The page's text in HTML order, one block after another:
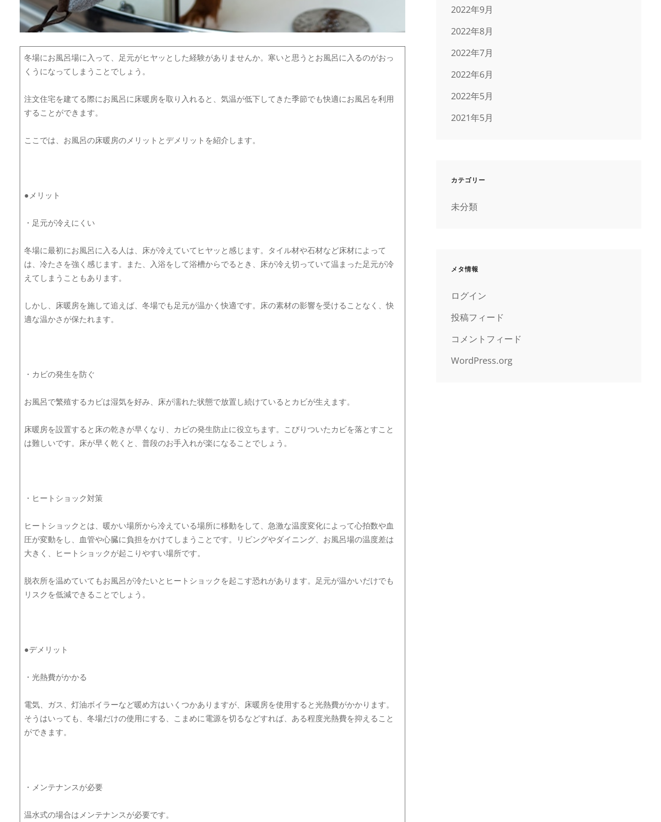
冬場にお風呂場に入って、足元がヒヤッとした経験がありませんか。寒いと思うとお風呂に入るのがおっ
くうになってしまうことでしょう。
注文住宅を建てる際にお風呂に床暖房を取り入れると、気温が低下してきた季節でも快適にお風呂を利用
することができます。
ここでは、お風呂の床暖房のメリットとデメリットを紹介します。
●メリット
・足元が冷えにくい
冬場に最初にお風呂に入る人は、床が冷えていてヒヤッと感じます。タイル材や石材など床材によって
は、冷たさを強く感じます。また、入浴をして浴槽からでるとき、床が冷え切っていて温まった足元が冷
えてしまうこともあります。
しかし、床暖房を施して追えば、冬場でも足元が温かく快適です。床の素材の影響を受けることなく、快
適な温かさが保たれます。
・カビの発生を防ぐ
お風呂で繁殖するカビは湿気を好み、床が濡れた状態で放置し続けているとカビが生えます。
床暖房を設置すると床の乾きが早くなり、カビの発生防止に役立ちます。こびりついたカビを落とすこと
は難しいです。床が早く乾くと、普段のお手入れが楽になることでしょう。
・ヒートショック対策
ヒートショックとは、暖かい場所から冷えている場所に移動をして、急激な温度変化によって心拍数や血
圧が変動をし、血管や心臓に負担をかけてしまうことです。リビングやダイニング、お風呂場の温度差は
大きく、ヒートショックが起こりやすい場所です。
脱衣所を温めていてもお風呂が冷たいとヒートショックを起こす恐れがあります。足元が温かいだけでも
リスクを低減できることでしょう。
●デメリット
・光熱費がかかる
電気、ガス、灯油ボイラーなど暖め方はいくつかありますが、床暖房を使用すると光熱費がかかります。
そうはいっても、冬場だけの使用にする、こまめに電源を切るなどすれば、ある程度光熱費を抑えること
ができます。
・メンテナンスが必要
温水式の場合はメンテナンスが必要です。
2022年9月
2022年8月
2022年7月
2022年6月
2022年5月
2021年5月
カテゴリー
未分類
メタ情報
ログイン
投稿フィード
コメントフィード
WordPress.org